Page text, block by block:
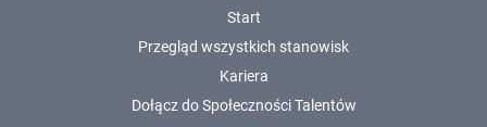
Start
Przegląd wszystkich stanowisk
Kariera
Dołącz do Społeczności Talentów